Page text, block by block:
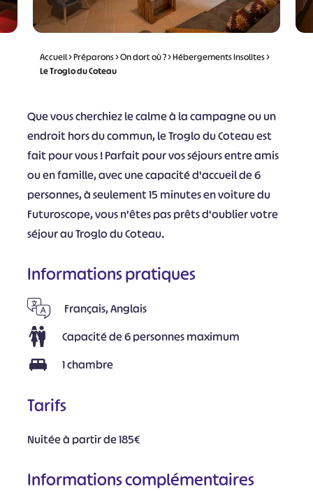
Accueil>Préparons>On dort où ?>Hébergements Insolites>
Le Troglo du Coteau
Que vous cherchiez le calme à la campagne ou un
endroit hors du commun, le Troglo du Coteau est
fait pour vous ! Parfait pour vos séjours entre amis
ou en famille, avec une capacité d'accueil de 6
personnes, à seulement 15 minutes en voiture du
Futuroscope, vous n'êtes pas prêts d'oublier votre
séjour au Troglo du Coteau.
Informations pratiques
Français, Anglais
Capacité de 6 personnes maximum
1 chambre
Tarifs
Nuitée à partir de 185€
Informations complémentaires